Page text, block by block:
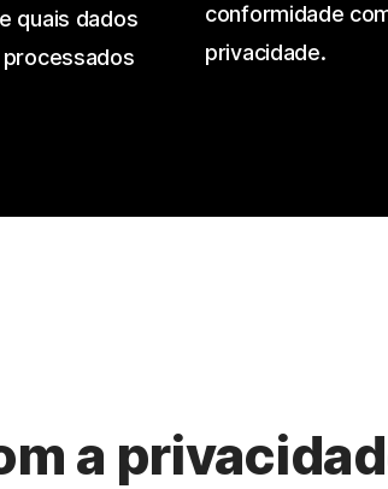
quais dados
conformidade
privacidade.
a